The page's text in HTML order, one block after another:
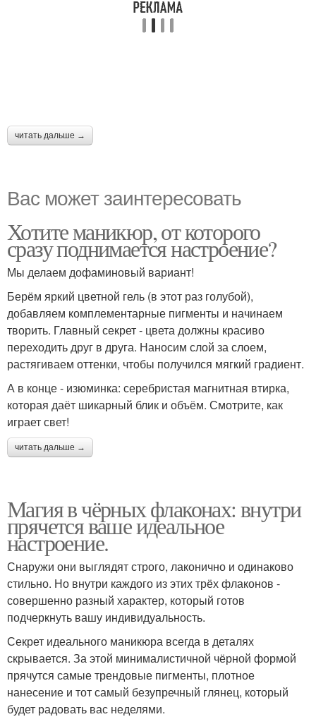
читать дальше →
Вас может заинтересовать
Хотите маникюр, от которого
сразу поднимается настроение?
Мы делаем дофаминовый вариант!
Берём яркий цветной гель (в этот раз голубой),
добавляем комплементарные пигменты и начинаем
творить. Главный секрет - цвета должны красиво
переходить друг в друга. Наносим слой за слоем,
растягиваем оттенки, чтобы получился мягкий градиент.
А в конце - изюминка: серебристая магнитная втирка,
которая даёт шикарный блик и объём. Смотрите, как
играет свет!
читать дальше →
Магия в чёрных флаконах: внутри
прячется ваше идеальное
настроение.
Снаружи они выглядят строго, лаконично и одинаково
стильно. Но внутри каждого из этих трёх флаконов -
совершенно разный характер, который готов
подчеркнуть вашу индивидуальность.
Секрет идеального маникюра всегда в деталях
скрывается. За этой минималистичной чёрной формой
прячутся самые трендовые пигменты, плотное
нанесение и тот самый безупречный глянец, который
будет радовать вас неделями.